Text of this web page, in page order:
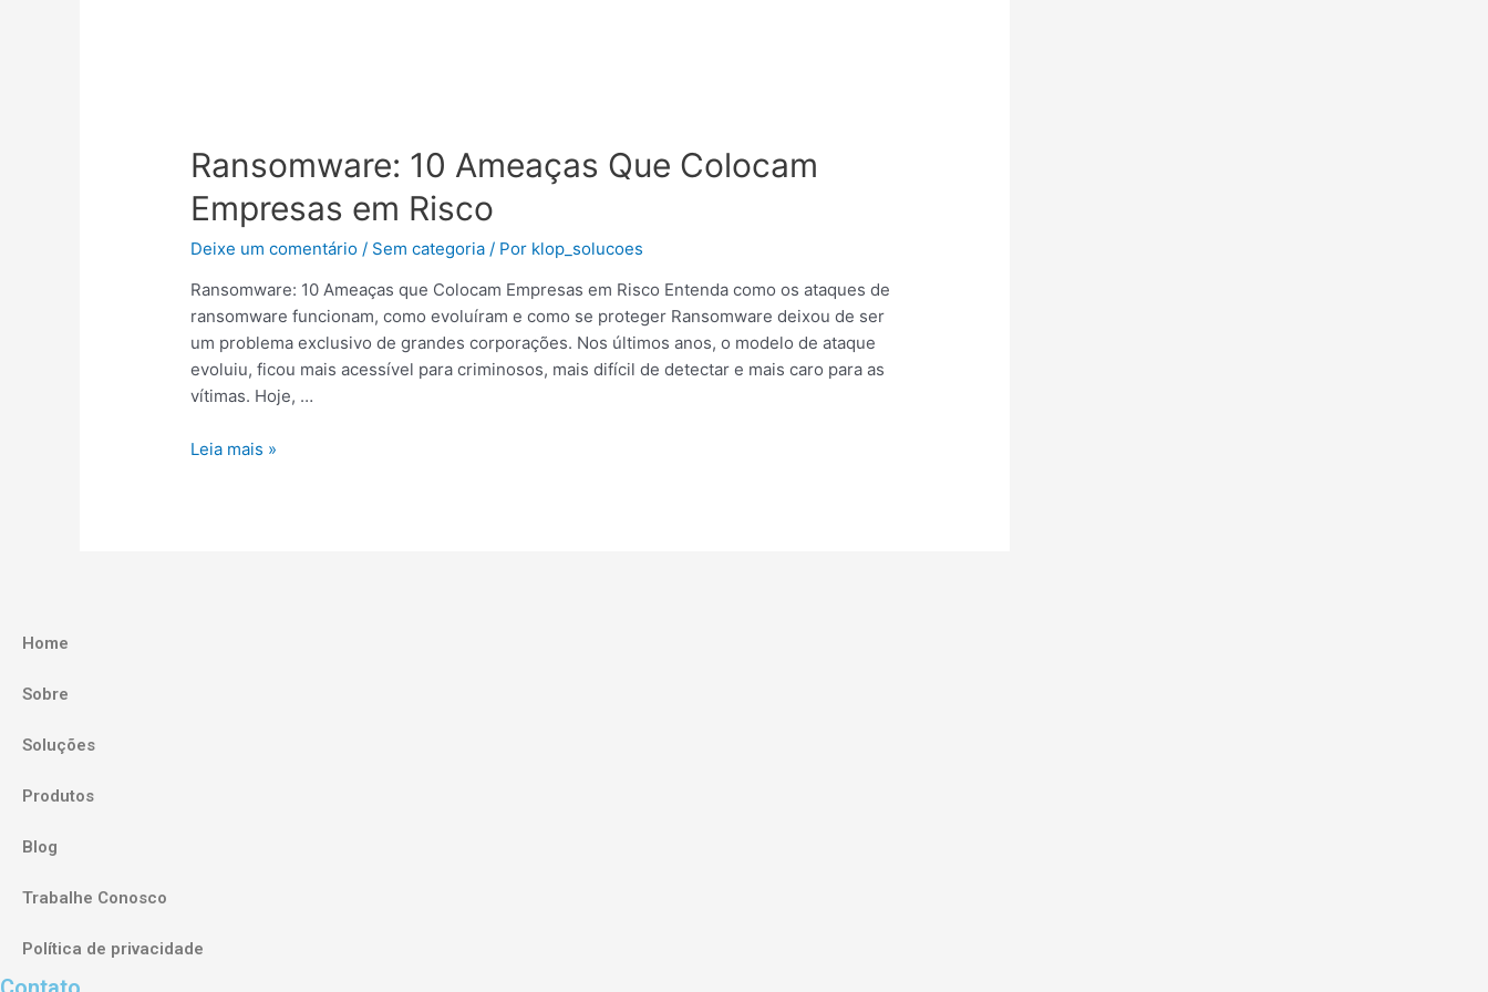
Ransomware: 10 Ameaças Que Colocam
Empresas em Risco
Deixe um comentário / Sem categoria / Por klop_solucoes
Ransomware: 10 Ameaças que Colocam Empresas em Risco Entenda como os ataques de
ransomware funcionam, como evoluíram e como se proteger Ransomware deixou de ser
um problema exclusivo de grandes corporações. Nos últimos anos, o modelo de ataque
evoluiu, ficou mais acessível para criminosos, mais difícil de detectar e mais caro para as
vítimas. Hoje, …
Ameaças
Que
Colocam
Empresas
em
Risco
Leia mais »
Home
Sobre
Soluções
Produtos
Blog
Trabalhe Conosco
Política de privacidade